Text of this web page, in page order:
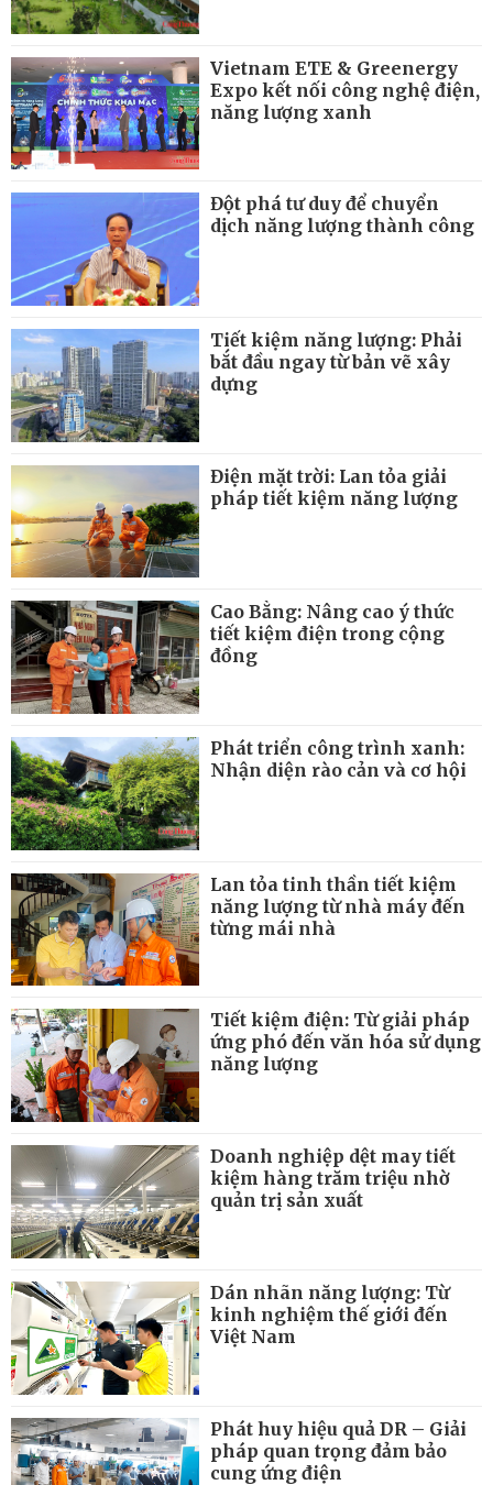
Vietnam ETE & Greenergy
Expo kết nối công nghệ điện,
năng lượng xanh
Đột phá tư duy để chuyển
dịch năng lượng thành công
Tiết kiệm năng lượng: Phải
bắt đầu ngay từ bản vẽ xây
dựng
Điện mặt trời: Lan tỏa giải
pháp tiết kiệm năng lượng
Cao Bằng: Nâng cao ý thức
tiết kiệm điện trong cộng
đồng
Phát triển công trình xanh:
Nhận diện rào cản và cơ hội
Lan tỏa tinh thần tiết kiệm
năng lượng từ nhà máy đến
từng mái nhà
Tiết kiệm điện: Từ giải pháp
ứng phó đến văn hóa sử dụng
năng lượng
Doanh nghiệp dệt may tiết
kiệm hàng trăm triệu nhờ
quản trị sản xuất
Dán nhãn năng lượng: Từ
kinh nghiệm thế giới đến
Việt Nam
Phát huy hiệu quả DR – Giải
pháp quan trọng đảm bảo
cung ứng điện